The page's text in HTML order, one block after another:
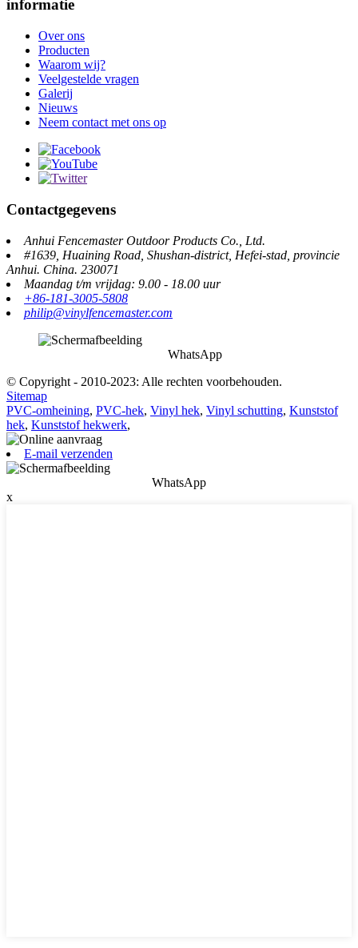
informatie
Over ons
Producten
Waarom wij?
Veelgestelde vragen
Galerij
Nieuws
Neem contact met ons op
Contactgegevens
Anhui Fencemaster Outdoor Products Co., Ltd.
#1639, Huaining Road, Shushan-district, Hefei-stad, provincie
Anhui. China. 230071
Maandag t/m vrijdag: 9.00 - 18.00 uur
+86-181-3005-5808
philip@vinylfencemaster.com
WhatsApp
© Copyright - 2010-2023: Alle rechten voorbehouden.
Sitemap
PVC-omheining, PVC-hek, Vinyl hek, Vinyl schutting, Kunststof
hek, Kunststof hekwerk,
E-mail verzenden
WhatsApp
x